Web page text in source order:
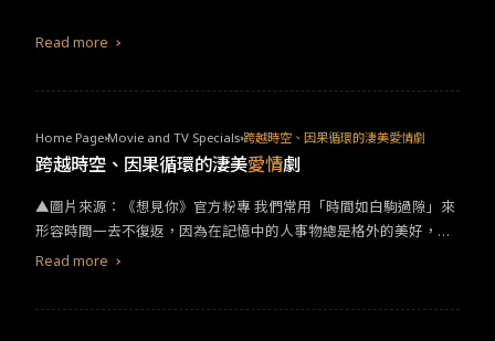
Read more
Home Page Movie and TV Specials 跨越時空、因果循環的淒美愛情劇
跨越時空、因果循環的淒美愛情劇
▲圖片來源：《想見你》官方粉專 我們常用「時間如白駒過隙」來
形容時間一去不復返，因為在記憶中的人事物總是格外的美好，
「時間旅行」成為了一種最浪漫的幻想，如果可以回到過去，你會
Read more